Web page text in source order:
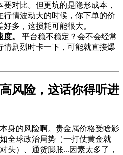
对比。但更坑的是隐形成本，
情波动大的时候，你下单的价
多，这损耗可能很大。
。
平台稳不稳定？会不会经常
情剧烈时卡一下，可能就直接爆
风险，这话你得听进
身的风险啊。贵金属价格受啥影
全球政治局势（一打仗黄金就
头）、通货膨胀...因素太多了，